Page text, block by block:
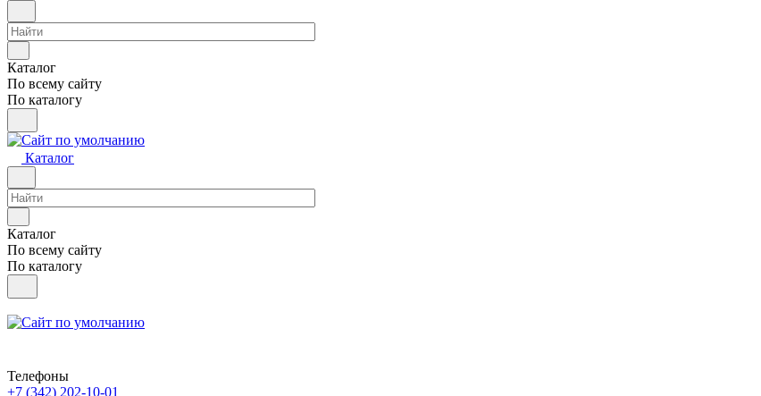
Каталог
По всему сайту
По каталогу
Каталог
Каталог
По всему сайту
По каталогу
Телефоны
+7 (342) 202-10-01